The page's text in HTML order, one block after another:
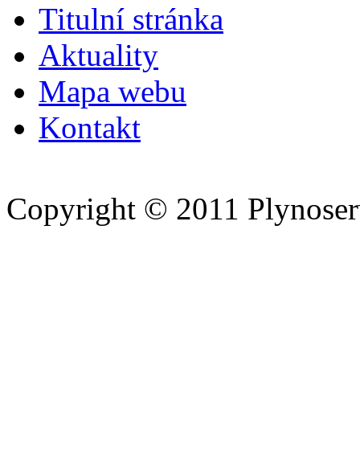
Titulní stránka
Aktuality
Mapa webu
Kontakt
Copyright © 2011